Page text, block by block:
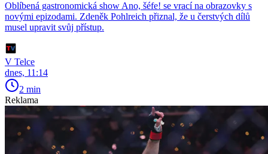
Oblíbená gastronomická show Ano, šéfe! se vrací na obrazovky s
novými epizodami. Zdeněk Pohlreich přiznal, že u čerstvých dílů
musel upravit svůj přístup.
V Telce
dnes, 11:14
2 min
Reklama